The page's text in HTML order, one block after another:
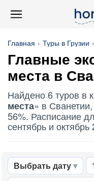
Главная Туры в Грузии
Главные
места в
Найдено 6 туров в
места» в
56%. Расписание
сентябрь и октябрь
Выбрать дату